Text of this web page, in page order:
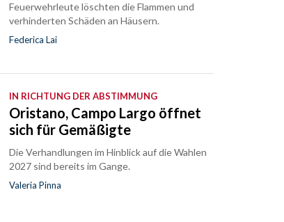
Feuerwehrleute löschten die Flammen und
verhinderten Schäden an Häusern.
Federica Lai
IN RICHTUNG DER ABSTIMMUNG
Oristano, Campo Largo öffnet
sich für Gemäßigte
Die Verhandlungen im Hinblick auf die Wahlen
2027 sind bereits im Gange.
Valeria Pinna